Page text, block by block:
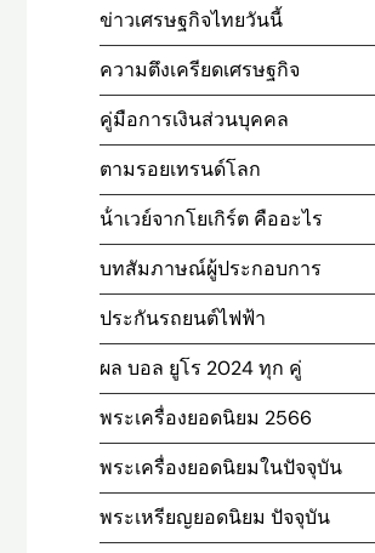
ข่าวเศรษฐกิจไทยวันนี้
ความตึงเครียดเศรษฐกิจ
คู่มือการเงินส่วนบุคคล
ตามรอยเทรนด์โลก
น้ําเวย์จากโยเกิร์ต คืออะไร
บทสัมภาษณ์ผู้ประกอบการ
ประกันรถยนต์ไฟฟ้า
ผล บอล ยูโร 2024 ทุก คู่
พระเครื่องยอดนิยม 2566
พระเครื่องยอดนิยมในปัจจุบัน
พระเหรียญยอดนิยม ปัจจุบัน